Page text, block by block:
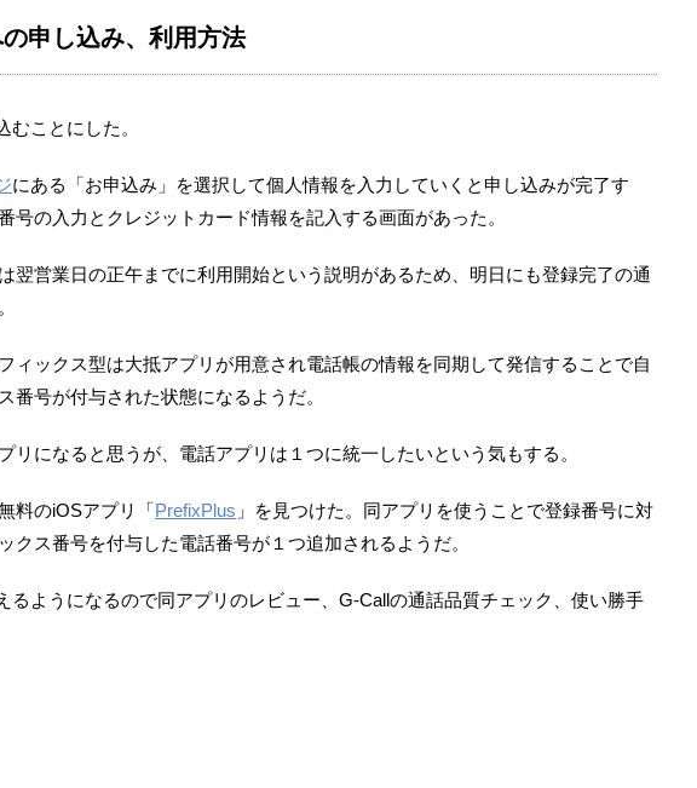
申し込み、利用方法
むことにした。
にある「お申込み」を選択して個人情報を入力していくと申し込みが完了す
号の入力とクレジットカード情報を記入する画面があった。
翌営業日の正午までに利用開始という説明があるため、明日にも登録完了の通
ィックス型は大抵アプリが用意され電話帳の情報を同期して発信することで自
番号が付与された状態になるようだ。
リになると思うが、電話アプリは１つに統一したいという気もする。
料のiOSアプリ「PrefixPlus 」を見つけた。同アプリを使うことで登録番号に対
クス番号を付与した電話番号が１つ追加されるようだ。
るようになるので同アプリのレビュー、G-Callの通話品質チェック、使い勝手